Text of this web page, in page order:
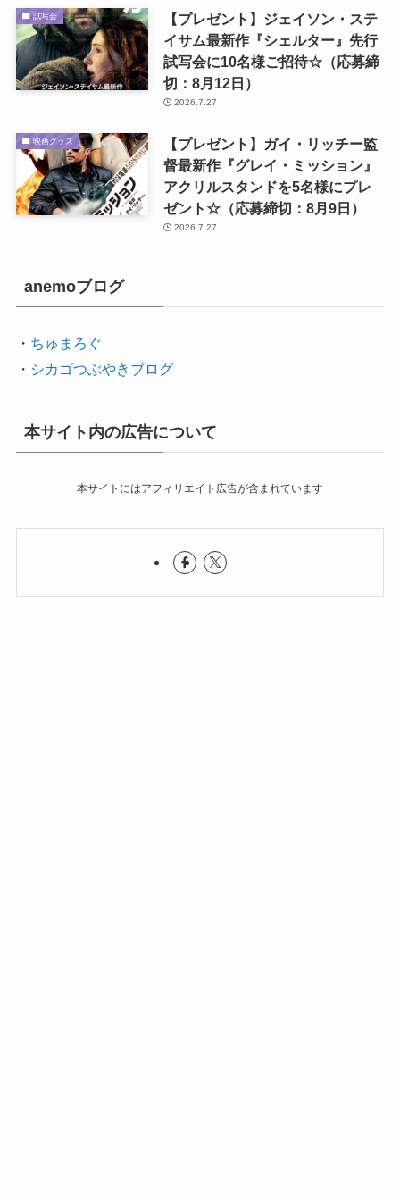
試写会
【プレゼント】ジェイソン・ステ
イサム最新作『シェルター』先行
試写会に10名様ご招待☆（応募締
切：8月12日）
2026.7.27
映画グッズ
【プレゼント】ガイ・リッチー監
督最新作『グレイ・ミッション』
アクリルスタンドを5名様にプレ
ゼント☆（応募締切：8月9日）
2026.7.27
anemoブログ
・ ちゅまろぐ
・ シカゴつぶやきブログ
本サイト内の広告について
本サイトにはアフィリエイト広告が含まれています